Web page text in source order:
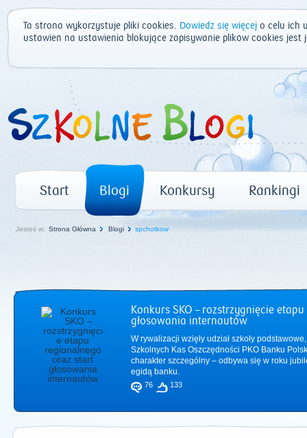
Ta strona wykorzystuje pliki cookies. Dowiedz się więcej o celu ich
ustawień na ustawienia blokujące zapisywanie plików cookies
Start Blogi Konkursy Rankingi
Jesteś w: Strona Główna Blogi spchotkow
Konkurs SKO – rozstrzygnięcie
głosowania internautów
W rywalizacji wzięły udział szkoły
Szkolnych Kas Oszczędności PKO Banku
charakter szczególny – odbywa się w roku
egidą banku.
76 133